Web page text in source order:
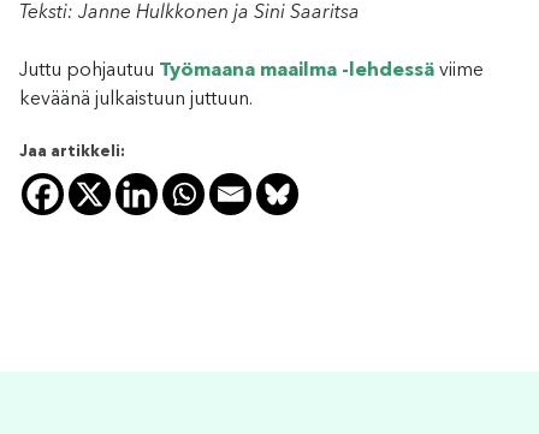
Teksti: Janne Hulkkonen ja Sini Saaritsa
Juttu pohjautuu Työmaana maailma -lehdessä viime
keväänä julkaistuun juttuun.
Jaa artikkeli: